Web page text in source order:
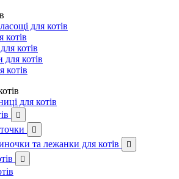
для котів
котів
котів
котів
котів
для котів


та лежанки для котів 
